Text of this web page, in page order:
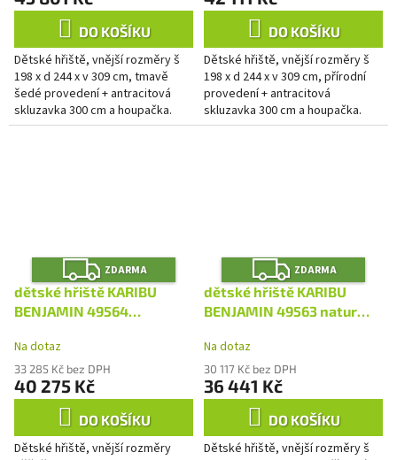
DO KOŠÍKU
Dětské hřiště, vnější rozměry š
198 x d 244 x v 309 cm, tmavě
šedé provedení + antracitová
skluzavka 300 cm a houpačka.
DO KOŠÍKU
Dětské hřiště, vnější rozměry š
198 x d 244 x v 309 cm, přírodní
provedení + antracitová
skluzavka 300 cm a houpačka.
Z
D
A
R
M
ZDARMA
dětské hřiště KARIBU
BENJAMIN 49564
Na dotaz
33 285 Kč bez DPH
40 275 Kč
DO KOŠÍKU
Dětské hřiště, vnější rozměry
Z
D
A
R
M
ZDARMA
dětské hřiště KARIBU
BENJAMIN 49563 natur
Na dotaz
30 117 Kč bez DPH
36 441 Kč
DO KOŠÍKU
Dětské hřiště, vnější rozměry š